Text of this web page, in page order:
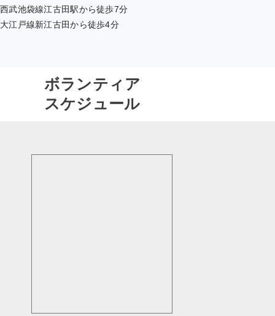
西武池袋線江古田駅から徒歩7分
大江戸線新江古田から徒歩4分
ボランティア
スケジュール